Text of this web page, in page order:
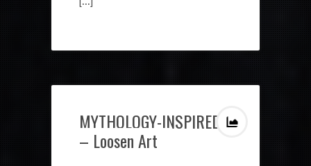
MYTHOLOGY-INSPIRED
– Loosen Art